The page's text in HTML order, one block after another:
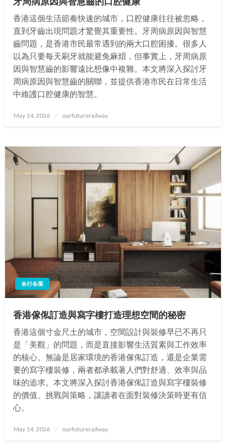
香港這個生活節奏快速的城市，口腔健康往往被忽略，
直到牙齒出現問題才驚覺其重要性。牙周病原因與智慧
齒問題，是香港市民最常遇到的兩大口腔困擾。很多人
以為只要每天刷牙就能避免麻煩，但事實上，牙周病原
因與智慧齒的影響遠比想像中複雜。本文將深入探討牙
周病原因與智慧齒的關聯，並提供香港市民在日常生活
中維護口腔健康的智慧。
Posted
May 14, 2026 ourfuturerailway
各行各業
香港傢俬訂造與寫字樓打造理想空間的秘密
香港這個寸金尺土的城市，空間設計與裝修早已不再只
是「美觀」的問題，而是直接影響生活質素與工作效率
的核心。無論是居家環境的香港傢俬訂造，還是企業需
要的寫字樓裝修，兩者都承載著人們對舒適、效率與品
味的追求。本文將深入探討香港傢俬訂造與寫字樓裝修
的價值、挑戰與策略，讓讀者在面對裝修決策時更有信
心。
Posted
May 14, 2026 ourfuturerailway